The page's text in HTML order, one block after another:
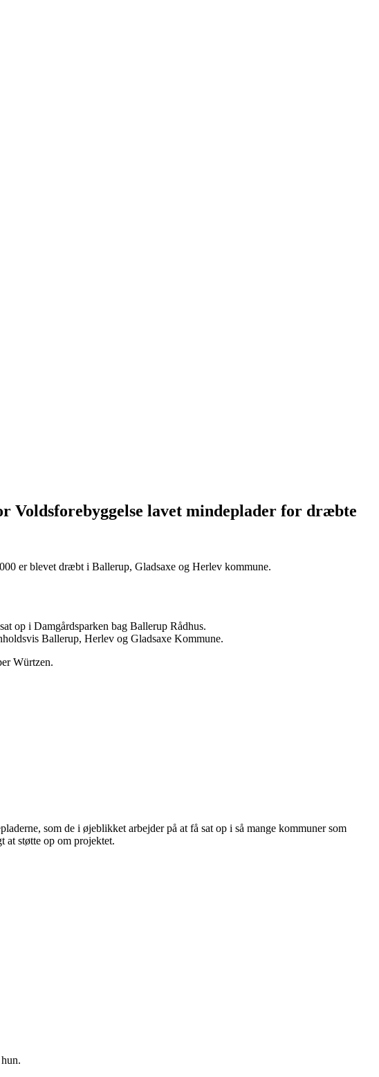
Voldsforebyggelse lavet mindeplader for dræbte
er blevet dræbt i Ballerup, Gladsaxe og Herlev kommune.
op i Damgårdsparken bag Ballerup Rådhus.
Ballerup, Herlev og Gladsaxe Kommune.
Würtzen.
som de i øjeblikket arbejder på at få sat op i så mange kommuner som
at støtte op om projektet.